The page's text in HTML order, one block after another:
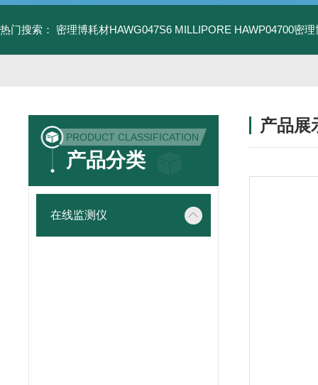
热门搜索： 密理博耗材HAWG047S6 MILLIPORE HAWP04700密
PRODUCT CLASSIFICATION
产品分类
在线监测仪
产品展